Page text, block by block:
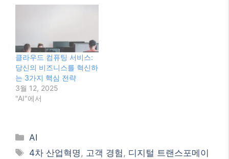
클라우드 컴퓨팅 서비스:
당신의 비즈니스를 혁신하
는 3가지 핵심 전략
3월 12, 2025
"AI"에서
Categories
AI
Tags
4차 산업혁명, 고객 경험, 디지털 트랜스포메이